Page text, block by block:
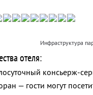
Инфраструктура
отеля:
консьерж-
— гости могут